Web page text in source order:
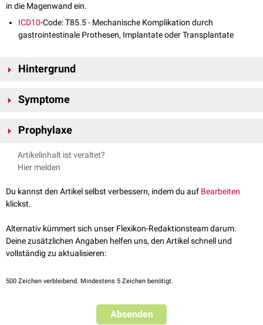
in die Magenwand ein.
ICD10-Code: T85.5 - Mechanische Komplikation durch
gastrointestinale Prothesen, Implantate oder Transplantate
Hintergrund
das Herausrutschen der
ein Buried-Bumper-Syndrom entstehen.
Symptome
Wundinfektion(Punktionskanal
ggf.BlutungenundMeläna
Prophylaxe
Bei jedem aseptischen Verbandswechsel
erfolgen. Hierbei wird die
Lage darf eine Rotation bzw. Mobilisation nicht stattfinden.
Die Leitlinien zur
Artikelinhalt ist veraltet?
Hier melden
Du kannst den Artikel selbst verbessern, indem du auf Bearbeiten
klickst.
Alternativ kümmert sich unser Flexikon-Redaktionsteam darum.
Deine zusätzlichen Angaben helfen uns, den Artikel schnell und
vollständig zu aktualisieren:
500 Zeichen verbleibend. Mindestens 5 Zeichen benötigt.
Absenden